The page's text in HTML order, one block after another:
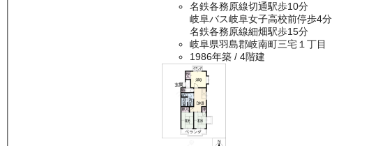
名鉄各務原線切通駅歩10分
岐阜バス岐阜女子高校前停歩4分
名鉄各務原線細畑駅歩15分
岐阜県羽島郡岐南町三宅１丁目
1986年築 / 4階建